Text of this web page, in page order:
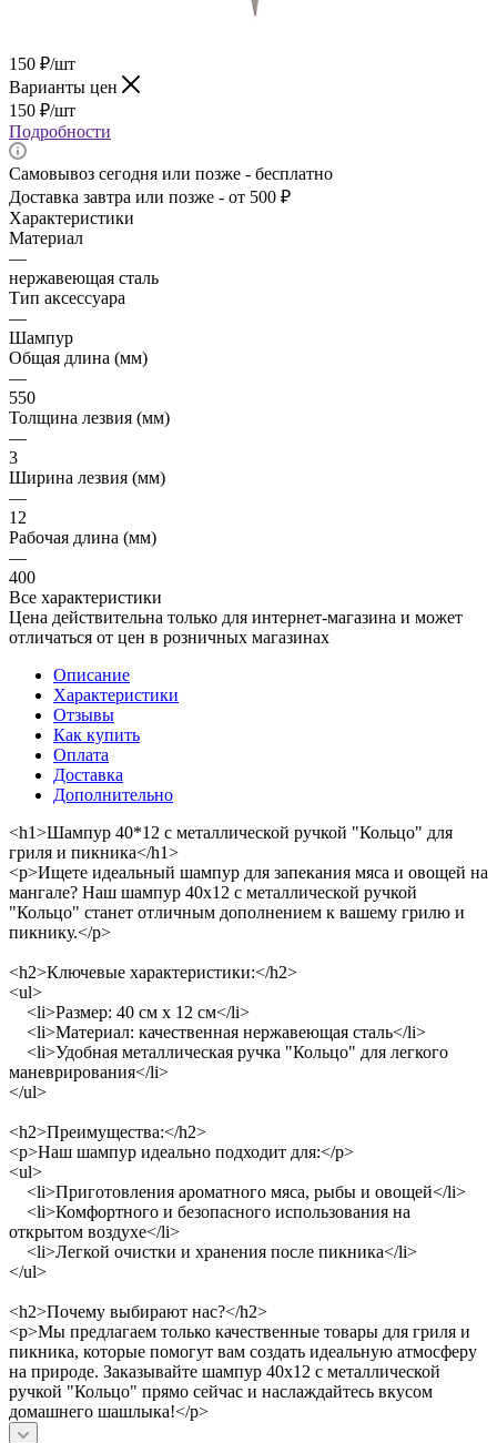
150 ₽/шт
Варианты цен
150 ₽/шт
Подробности
Самовывоз сегодня или позже - бесплатно
Доставка завтра или позже - от 500 ₽
Характеристики
Материал
—
нержавеющая сталь
Тип аксессуара
—
Шампур
Общая длина (мм)
—
550
Толщина лезвия (мм)
—
3
Ширина лезвия (мм)
—
12
Рабочая длина (мм)
—
400
Все характеристики
Цена действительна только для интернет-магазина и может
отличаться от цен в розничных магазинах
Описание
Характеристики
Отзывы
Как купить
Оплата
Доставка
Дополнительно
<h1>Шампур 40*12 с металлической ручкой "Кольцо" для
гриля и пикника</h1>
<p>Ищете идеальный шампур для запекания мяса и овощей на
мангале? Наш шампур 40x12 с металлической ручкой
"Кольцо" станет отличным дополнением к вашему грилю и
пикнику.</p>
<h2>Ключевые характеристики:</h2>
<ul>
<li>Размер: 40 см x 12 см</li>
<li>Материал: качественная нержавеющая сталь</li>
<li>Удобная металлическая ручка "Кольцо" для легкого
маневрирования</li>
</ul>
<h2>Преимущества:</h2>
<p>Наш шампур идеально подходит для:</p>
<ul>
<li>Приготовления ароматного мяса, рыбы и овощей</li>
<li>Комфортного и безопасного использования на
открытом воздухе</li>
<li>Легкой очистки и хранения после пикника</li>
</ul>
<h2>Почему выбирают нас?</h2>
<p>Мы предлагаем только качественные товары для гриля и
пикника, которые помогут вам создать идеальную атмосферу
на природе. Заказывайте шампур 40x12 с металлической
ручкой "Кольцо" прямо сейчас и наслаждайтесь вкусом
домашнего шашлыка!</p>